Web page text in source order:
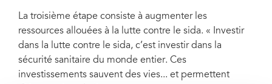
La troisième étape consiste à augmenter les
ressources allouées à la lutte contre le sida. « Investir
dans la lutte contre le sida, c’est investir dans la
sécurité sanitaire du monde entier. Ces
investissements sauvent des vies... et permettent